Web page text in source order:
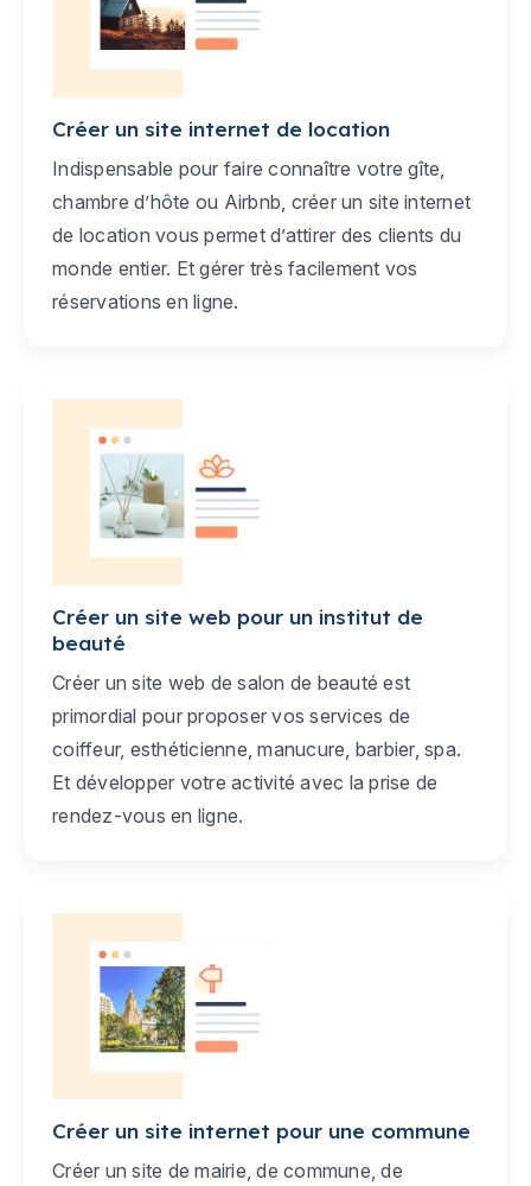
Créer un site internet de location
Indispensable pour faire connaître votre gîte,
chambre d’hôte ou Airbnb, créer un site internet
de location vous permet d’attirer des clients du
monde entier. Et gérer très facilement vos
réservations en ligne.
Créer un site web pour un institut de
beauté
Créer un site web de salon de beauté est
primordial pour proposer vos services de
coiffeur, esthéticienne, manucure, barbier, spa.
Et développer votre activité avec la prise de
rendez-vous en ligne.
Créer un site internet pour une commune
Créer un site de mairie, de commune, de